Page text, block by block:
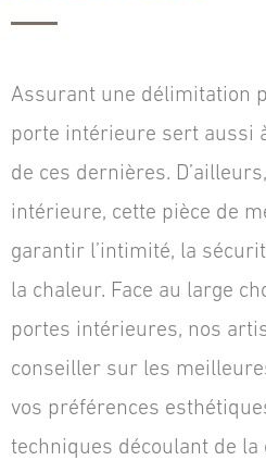
Assurant une délimitation
porte intérieure sert aussi
de ces dernières.
intérieure, cette pièce de
garantir l’intimité, la
la chaleur. Face au large
portes intérieures, nos
conseiller sur les
vos préférences
techniques découlant de